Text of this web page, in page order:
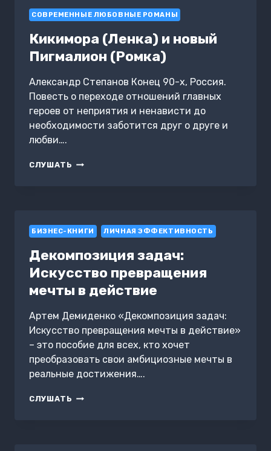
СОВРЕМЕННЫЕ ЛЮБОВНЫЕ РОМАНЫ
Кикимора (Ленка) и новый
Пигмалион (Ромка)
Александр Степанов Конец 90-х, Россия.
Повесть о переходе отношений главных
героев от неприятия и ненависти до
необходимости заботится друг о друге и
любви….
СЛУШАТЬ КИКИМОРА
БИЗНЕС-КНИГИ ЛИЧНАЯ ЭФФЕКТИВНОСТЬ
Декомпозиция задач:
Искусство превращения
мечты в действие
Артем Демиденко «Декомпозиция задач:
Искусство превращения мечты в действие»
– это пособие для всех, кто хочет
преобразовать свои амбициозные мечты в
реальные достижения….
СЛУШАТЬ ДЕКОМПОЗИЦИЯ